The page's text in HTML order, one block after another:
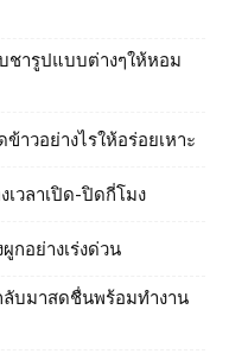
ชารูปแบบต่างๆให้หอม
าวอย่างไรให้อร่อยเหาะ
เวลาเปิด-ปิดกี่โมง
กอย่างเร่งด่วน
ลับมาสดชื่นพร้อมทำงาน